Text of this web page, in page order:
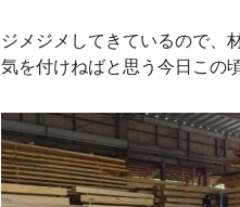
ジメジメしてきているので、
気を付けねばと思う今日この